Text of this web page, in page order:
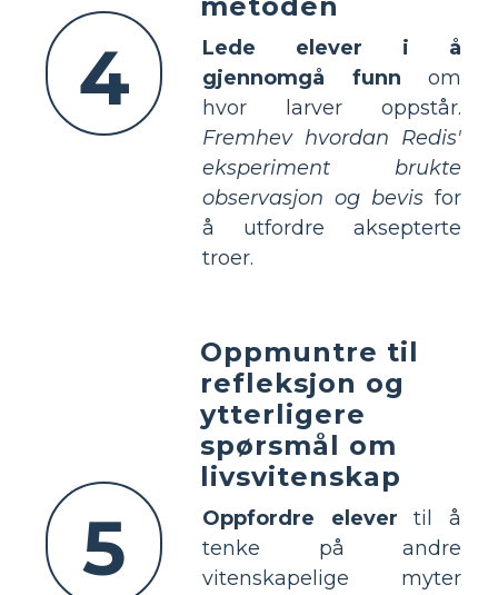
4
Lede elever i å
gjennomgå funn om
hvor larver oppstår.
Fremhev hvordan Redis'
eksperiment brukte
observasjon og bevis for
å utfordre aksepterte
troer.
5
Oppmuntre til
refleksjon og
ytterligere
spørsmål om
livsvitenskap
Oppfordre elever til å
tenke på andre
vitenskapelige myter